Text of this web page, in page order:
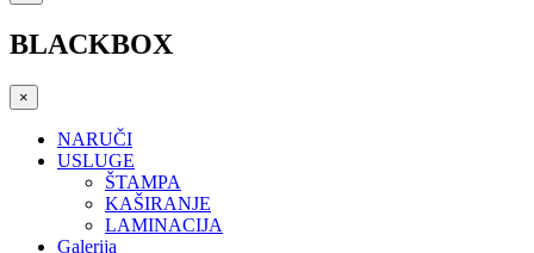
BLACKBOX
×
NARUČI
USLUGE
ŠTAMPA
KAŠIRANJE
LAMINACIJA
Galerija